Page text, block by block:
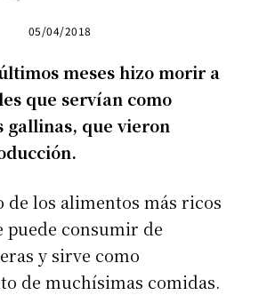
05/04/2018
meses hizo morir a
que servían como
gallinas, que vieron
de los alimentos más ricos
puede consumir de
y sirve como
de muchísimas comidas.